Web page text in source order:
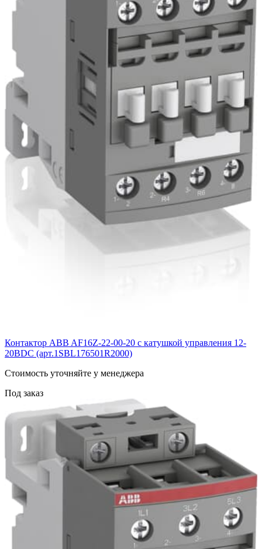
Контактор ABB AF16Z-22-00-20 с катушкой управления 12-
20BDC (арт.1SBL176501R2000)
Cтоимость уточняйте у менеджера
Под заказ